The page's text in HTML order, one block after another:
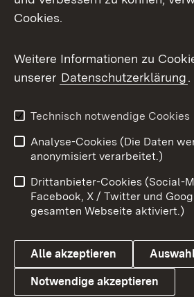
X / Twitter
Youtube
Link zum Landesportal
Impressum
Barrierefreiheit
Cookies
Cookies.
Weitere Informationen zu
unserer Datenschutzerklärung.
Technisch notwendige Cookies
Analyse-Cookies (Die Daten
anonymisiert verarbeitet.)
Drittanbieter-Cookies (Social-
Facebook, X / Twitter und
gesamten Webseite aktiviert.)
Alle akzeptieren
Notwendige akzeptieren